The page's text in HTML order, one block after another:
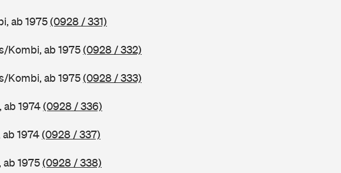
ab 1975(0928 / 331)
Kombi, ab 1975(0928 / 332)
Kombi, ab 1975(0928 / 333)
ab 1974(0928 / 336)
1974(0928 / 337)
ab 1975(0928 / 338)